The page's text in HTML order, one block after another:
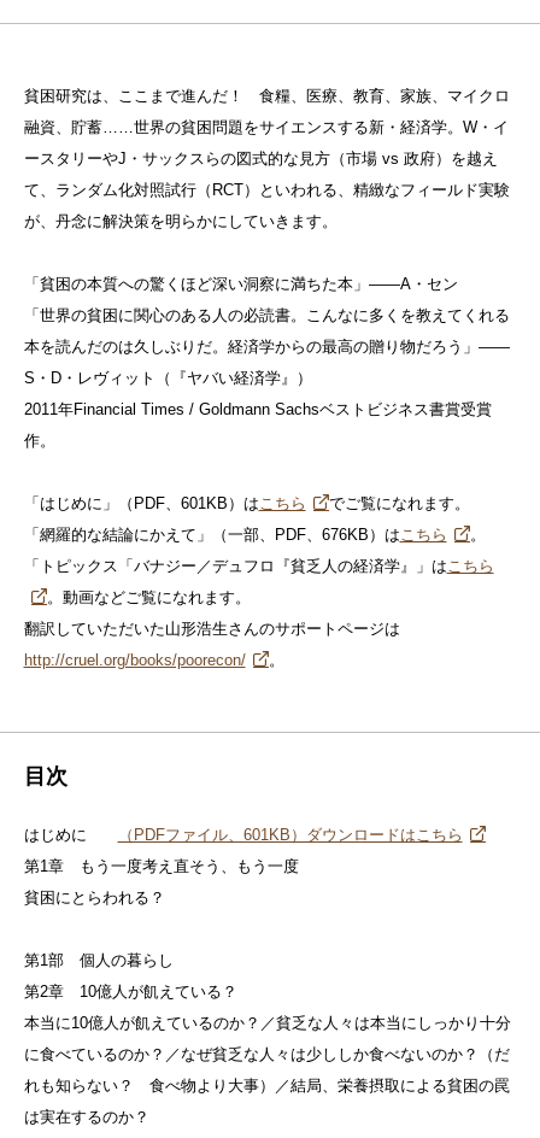
貧困研究は、ここまで進んだ！ 食糧、医療、教育、家族、マイクロ
融資、貯蓄……世界の貧困問題をサイエンスする新・経済学。W・イ
ースタリーやJ・サックスらの図式的な見方（市場 vs 政府）を越え
て、ランダム化対照試行（RCT）といわれる、精緻なフィールド実験
が、丹念に解決策を明らかにしていきます。
「貧困の本質への驚くほど深い洞察に満ちた本」——A・セン
「世界の貧困に関心のある人の必読書。こんなに多くを教えてくれる
本を読んだのは久しぶりだ。経済学からの最高の贈り物だろう」——
S・D・レヴィット（『ヤバい経済学』）
2011年Financial Times / Goldmann Sachsベストビジネス書賞受賞
作。
「はじめに」（PDF、601KB）は こちら
でご覧になれます。
「網羅的な結論にかえて」（一部、PDF、676KB）は こちら
。
「トピックス「バナジー／デュフロ『貧乏人の経済学』」は こちら
。動画などご覧になれます。
翻訳していただいた山形浩生さんのサポートページは
http://cruel.org/books/poorecon/
。
目次
はじめに
（PDFファイル、601KB）ダウンロードはこちら
第1章 もう一度考え直そう、もう一度
貧困にとらわれる？
第1部 個人の暮らし
第2章 10億人が飢えている？
本当に10億人が飢えているのか？／貧乏な人々は本当にしっかり十分
に食べているのか？／なぜ貧乏な人々は少ししか食べないのか？（だ
れも知らない？ 食べ物より大事）／結局、栄養摂取による貧困の罠
は実在するのか？